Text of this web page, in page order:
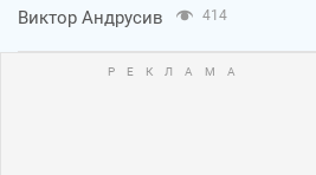
Виктор Андрусив 414